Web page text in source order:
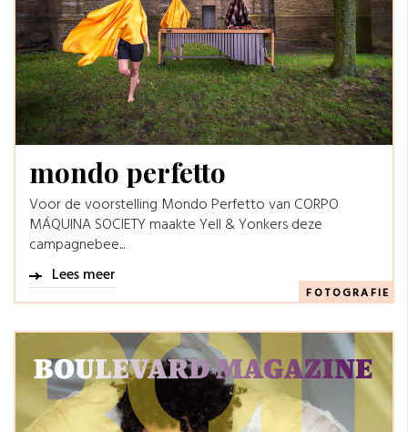
mondo perfetto
Voor de voorstelling Mondo Perfetto van CORPO
MÁQUINA SOCIETY maakte Yell & Yonkers deze
campagnebee...
Lees meer
FOTOGRAFIE